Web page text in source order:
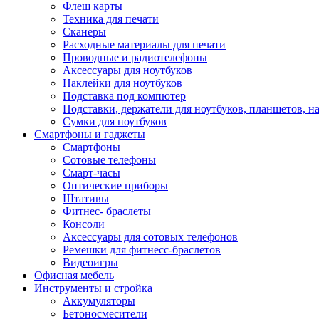
Флеш карты
Техника для печати
Сканеры
Расходные материалы для печати
Проводные и радиотелефоны
Аксессуары для ноутбуков
Наклейки для ноутбуков
Подставка под компютер
Подставки, держатели для ноутбуков, планшетов,
Сумки для ноутбуков
Смартфоны и гаджеты
Смартфоны
Сотовые телефоны
Смарт-часы
Оптические приборы
Штативы
Фитнес- браслеты
Консоли
Аксессуары для сотовых телефонов
Ремешки для фитнесс-браслетов
Видеоигры
Офисная мебель
Инструменты и стройка
Аккумуляторы
Бетоносмесители